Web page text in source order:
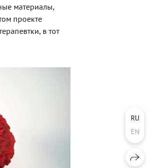
материалы,
проекте
в тот
RU
EN